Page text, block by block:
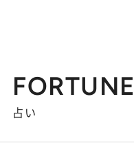
FORTUNE
占い